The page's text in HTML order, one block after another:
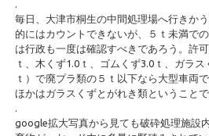
.
毎日、大津市桐生の中間処理場へ行きか
的にはカウントできないが、５ｔ未満で
は行政も一度は確認すべきであろう。許
ｔ、木くず1.0ｔ、ゴムくず3.0ｔ、ガラ
ｔ）で廃プラ類の５ｔ以下なら大型車両
ほかはガラスくずとがれき類ということで
.
google拡大写真から見ても破砕処理施設